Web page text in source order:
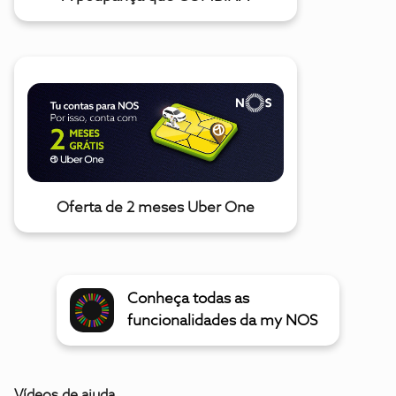
Oferta de 2 meses Uber One
Conheça todas as
funcionalidades da my NOS